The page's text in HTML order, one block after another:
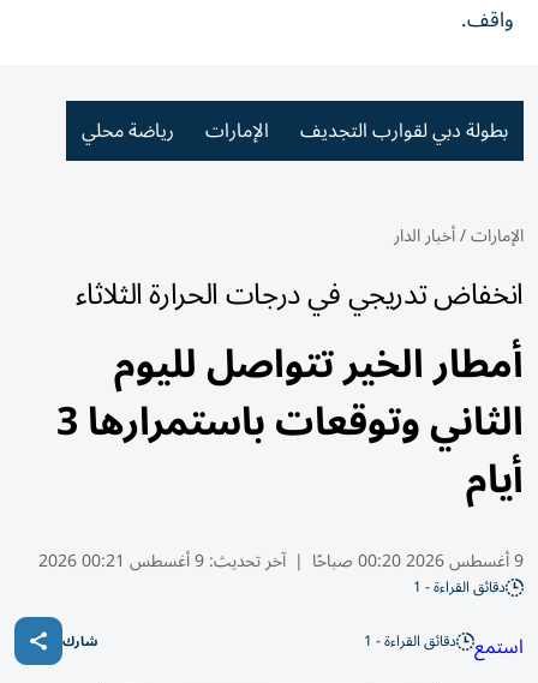
واقف.
بطولة دبي لقوارب التجديف الإمارات رياضة محلي
الإمارات/أخبار الدار
انخفاض تدريجي في درجات الحرارة الثلاثاء
أمطار الخير تتواصل لليوم
الثاني وتوقعات باستمرارها 3
أيام
9 أغسطس 2026 00:20 صباحًا | آخر تحديث:9 أغسطس 00:21 2026
دقائق القراءة - 1
استمع دقائق القراءة - 1 شارك